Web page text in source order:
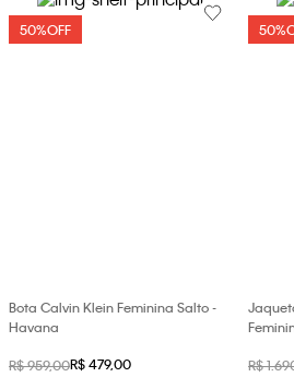
50%OFF
Bota Calvin Klein Feminina Salto -
Havana
R$959,00R$479,00
50%
R$1.